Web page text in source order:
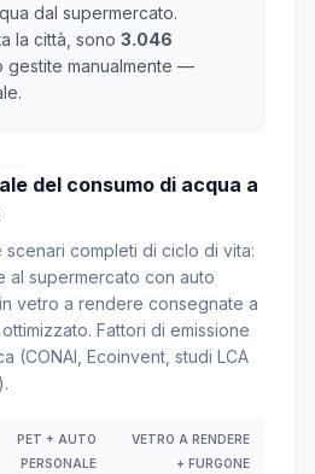
dal supermercato.
la città, sono 3.046
gestite manualmente —
del consumo di acqua a
scenari completi di ciclo di vita:
al supermercato con auto
vetro a rendere consegnate a
Fattori di emissione
(CONAI, Ecoinvent, studi LCA
PET + AUTO
PERSONALE
VETRO A RENDERE
+ FURGONE